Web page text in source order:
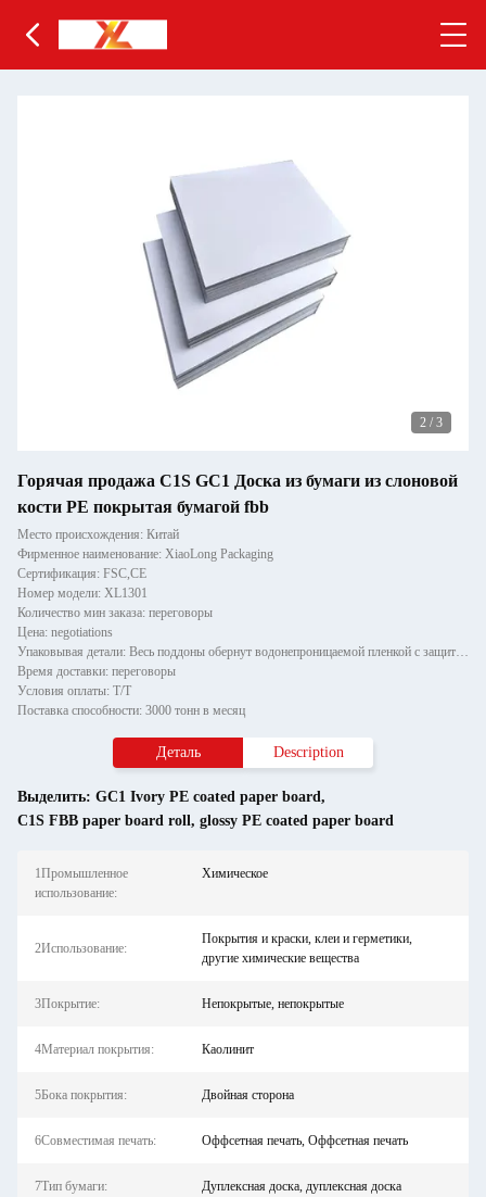
2 / 3
Горячая продажа C1S GC1 Доска из бумаги из слоновой
кости PE покрытая бумагой fbb
Место происхождения: Китай
Фирменное наименование: XiaoLong Packaging
Сертификация: FSC,CE
Номер модели: XL1301
Количество мин заказа: переговоры
Цена: negotiations
Упаковывая детали: Весь поддоны обернут водонепроницаемой пленкой с защитой из бумажного угла и закреплен двумя полоска
Время доставки: переговоры
Условия оплаты: T/T
Поставка способности: 3000 тонн в месяц
Деталь Description
Выделить: GC1 Ivory PE coated paper board,
C1S FBB paper board roll, glossy PE coated paper board
1Промышленное
использование:
Химическое
2Использование:
Покрытия и краски, клеи и герметики,
другие химические вещества
3Покрытие: Непокрытые, непокрытые
4Материал покрытия: Каолинит
5Бока покрытия: Двойная сторона
6Совместимая печать: Оффсетная печать, Оффсетная печать
7Тип бумаги: Дуплексная доска, дуплексная доска